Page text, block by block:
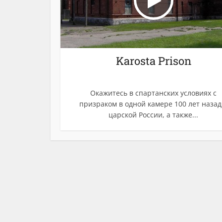
Karosta Prison
Окажитесь в спартанских условиях с
призраком в одной камере 100 лет
царской России, а также...